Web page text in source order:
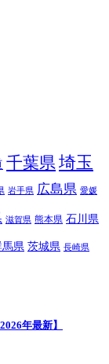
千葉県 埼玉
岩手県 広島県 愛媛
滋賀県 熊本県 石川県
馬県 茨城県 長崎県
年最新】